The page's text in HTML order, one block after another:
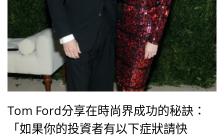
Tom Ford分享在時尚界成功的秘訣：
「如果你的投資者有以下症狀請快